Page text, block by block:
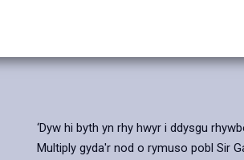
‘Dyw hi byth yn rhy hwyr i ddysgu
Multiply gyda'r nod o rymuso pobl Sir